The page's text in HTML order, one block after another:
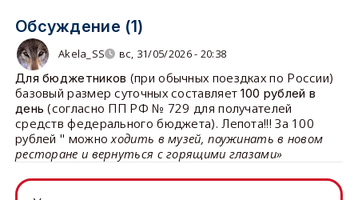
Обсуждение (1)
Akela_SS вс, 31/05/2026 - 20:38
Для бюджетников (при обычных поездках по России)
базовый размер суточных составляет100 рублей в
день (согласно ПП РФ № 729 для получателей
средств федерального бюджета). Лепота!!! За 100
рублей " можноходить в музей, поужинать в новом
ресторане и вернуться с горящими глазами»